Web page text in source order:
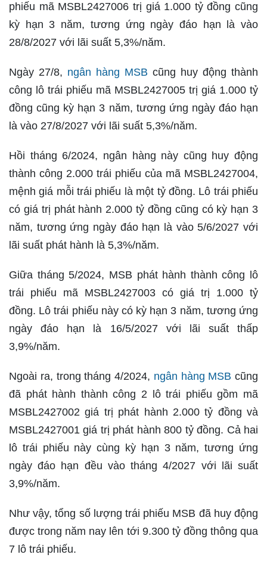
phiếu mã MSBL2427006 trị giá 1.000 tỷ đồng cũng
kỳ hạn 3 năm, tương ứng ngày đáo hạn là vào
28/8/2027 với lãi suất 5,3%/năm.
Ngày 27/8, ngân hàng MSB cũng huy động thành
công lô trái phiếu mã MSBL2427005 trị giá 1.000 tỷ
đồng cũng kỳ hạn 3 năm, tương ứng ngày đáo hạn
là vào 27/8/2027 với lãi suất 5,3%/năm.
Hồi tháng 6/2024, ngân hàng này cũng huy động
thành công 2.000 trái phiếu của mã MSBL2427004,
mệnh giá mỗi trái phiếu là một tỷ đồng. Lô trái phiếu
có giá trị phát hành 2.000 tỷ đồng cũng có kỳ hạn 3
năm, tương ứng ngày đáo hạn là vào 5/6/2027 với
lãi suất phát hành là 5,3%/năm.
Giữa tháng 5/2024, MSB phát hành thành công lô
trái phiếu mã MSBL2427003 có giá trị 1.000 tỷ
đồng. Lô trái phiếu này có kỳ hạn 3 năm, tương ứng
ngày đáo hạn là 16/5/2027 với lãi suất thấp
3,9%/năm.
Ngoài ra, trong tháng 4/2024, ngân hàng MSB cũng
đã phát hành thành công 2 lô trái phiếu gồm mã
MSBL2427002 giá trị phát hành 2.000 tỷ đồng và
MSBL2427001 giá trị phát hành 800 tỷ đồng. Cả hai
lô trái phiếu này cùng kỳ hạn 3 năm, tương ứng
ngày đáo hạn đều vào tháng 4/2027 với lãi suất
3,9%/năm.
Như vậy, tổng số lượng trái phiếu MSB đã huy động
được trong năm nay lên tới 9.300 tỷ đồng thông qua
7 lô trái phiếu.